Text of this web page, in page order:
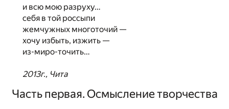
и всю мою разруху…
себя в той россыпи
жемчужных многоточий —
хочу избыть, изжить —
из-миро-точить…
2013г., Чита
Часть первая. Осмысление творчества